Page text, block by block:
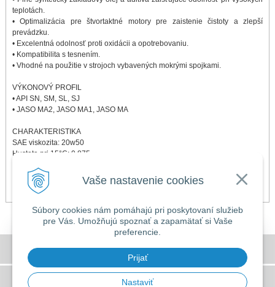
Vaše nastavenie cookies
Súbory cookies nám pomáhajú pri poskytovaní služieb
pre Vás. Umožňujú spoznať a zapamätať si Vaše
preferencie.
Prijať
Nastaviť
teplotách.
• Optimalizácia pre štvortaktné motory pre zaistenie čistoty a zlepší
prevádzku.
• Excelentná odolnosť proti oxidácii a opotrebovaniu.
• Kompatibilita s tesnením.
• Vhodné na použitie v strojoch vybavených mokrými spojkami.
VÝKONOVÝ PROFIL
• API SN, SM, SL, SJ
• JASO MA2, JASO MA1, JASO MA
CHARAKTERISTIKA
SAE viskozita: 20w50
Hustota pri 15°C: 0.875
Bod vzplanutia: >200°C
Viskozita pri studenom štarte -25°C (CCS): 7,000cP max
Všeobecné obchodné podmienky
GDPR a používanie cookies
DOVOLENKA 3. - 7. augusta 2026
Predajňa bude ZATVORENÁ a vytvorené
objednávky začneme vybavovať 10.8.2026.